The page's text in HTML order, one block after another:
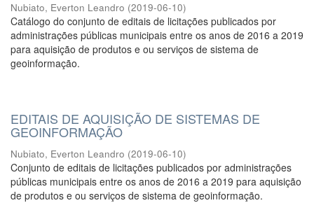
Nubiato, Everton Leandro (2019-06-10)
Catálogo do conjunto de editais de licitações publicados por
administrações públicas municipais entre os anos de 2016 a 2019
para aquisição de produtos e ou serviços de sistema de
geoinformação.
EDITAIS DE AQUISIÇÃO DE SISTEMAS DE
GEOINFORMAÇÃO
Nubiato, Everton Leandro (2019-06-10)
Conjunto de editais de licitações publicados por administrações
públicas municipais entre os anos de 2016 a 2019 para aquisição
de produtos e ou serviços de sistema de geoinformação.